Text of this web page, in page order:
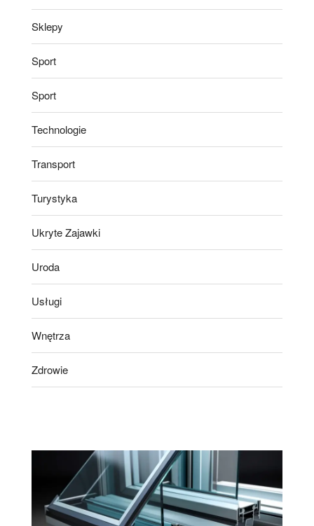
Sklepy
Sport
Sport
Technologie
Transport
Turystyka
Ukryte Zajawki
Uroda
Usługi
Wnętrza
Zdrowie